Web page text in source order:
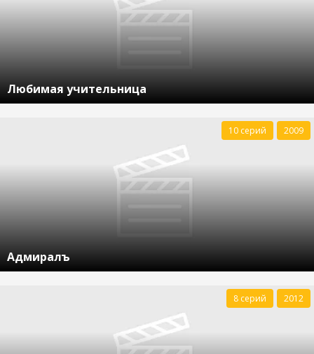
Любимая учительница
Адмиралъ
10 серий 2009
8 серий 2012